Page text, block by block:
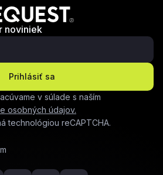
noviniek
Prihlásiť sa
v súlade s naším
osobných údajov.
technológiou reCAPTCHA.